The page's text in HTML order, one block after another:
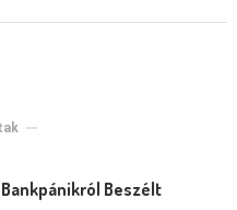
Beszélt